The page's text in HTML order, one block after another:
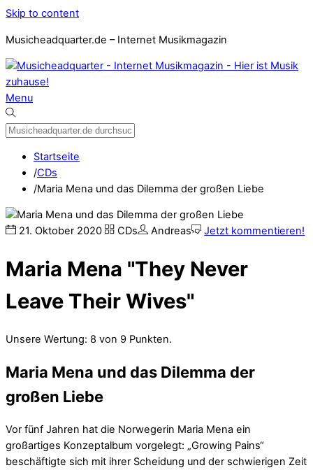
Skip to content
Musicheadquarter.de – Internet Musikmagazin
Menu
Startseite
/CDs
/Maria Mena und das Dilemma der großen Liebe
21. Oktober 2020 CDs Andreas Jetzt kommentieren!
Maria Mena "They Never
Leave Their Wives"
Unsere Wertung: 8 von 9 Punkten.
Maria Mena und das Dilemma der
großen Liebe
Vor fünf Jahren hat die Norwegerin Maria Mena ein
großartiges Konzeptalbum vorgelegt: „Growing Pains“
beschäftigte sich mit ihrer Scheidung und der schwierigen Zeit